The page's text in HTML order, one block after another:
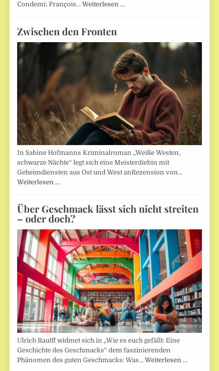
Condemi; François…Weiterlesen …
Zwischen den Fronten
In Sabine Hofmanns Kriminalroman „Weiße Westen,
schwarze Nächte“ legt sich eine Meisterdiebin mit
Geheimdiensten aus Ost und West anRezension von…
Weiterlesen …
Über Geschmack lässt sich nicht streiten
– oder doch?
Ulrich Raulff widmet sich in „Wie es euch gefällt: Eine
Geschichte des Geschmacks“ dem faszinierenden
Phänomen des guten Geschmacks: Was…Weiterlesen …